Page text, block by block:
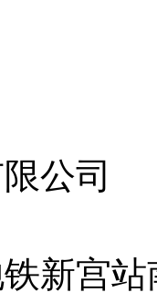
公司
新宫站